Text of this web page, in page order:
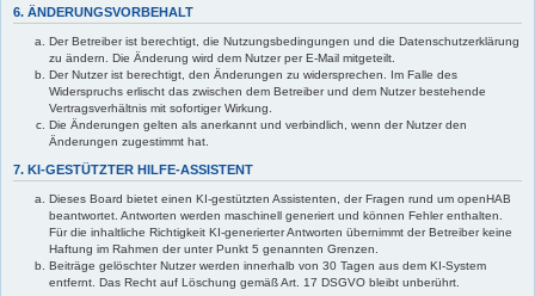
6. ÄNDERUNGSVORBEHALT
Der Betreiber ist berechtigt, die Nutzungsbedingungen und die Datenschutzerklärung
zu ändern. Die Änderung wird dem Nutzer per E-Mail mitgeteilt.
Der Nutzer ist berechtigt, den Änderungen zu widersprechen. Im Falle des
Widerspruchs erlischt das zwischen dem Betreiber und dem Nutzer bestehende
Vertragsverhältnis mit sofortiger Wirkung.
Die Änderungen gelten als anerkannt und verbindlich, wenn der Nutzer den
Änderungen zugestimmt hat.
7. KI-GESTÜTZTER HILFE-ASSISTENT
Dieses Board bietet einen KI-gestützten Assistenten, der Fragen rund um openHAB
beantwortet. Antworten werden maschinell generiert und können Fehler enthalten.
Für die inhaltliche Richtigkeit KI-generierter Antworten übernimmt der Betreiber keine
Haftung im Rahmen der unter Punkt 5 genannten Grenzen.
Beiträge gelöschter Nutzer werden innerhalb von 30 Tagen aus dem KI-System
entfernt. Das Recht auf Löschung gemäß Art. 17 DSGVO bleibt unberührt.